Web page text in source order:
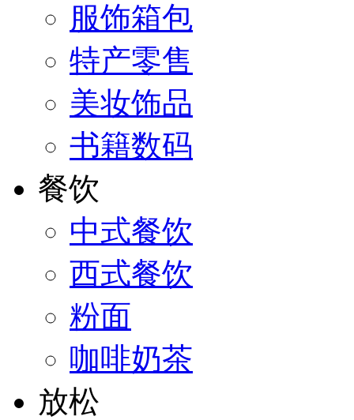
服饰箱包
特产零售
美妆饰品
书籍数码
餐饮
中式餐饮
西式餐饮
粉面
咖啡奶茶
放松